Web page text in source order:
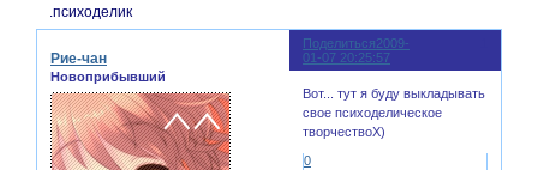
.психоделик
Поделиться2009-
01-07 20:25:57
Рие-чан
Новоприбывший
Вот... тут я буду выкладывать
свое психоделическое
творчествоX)
0